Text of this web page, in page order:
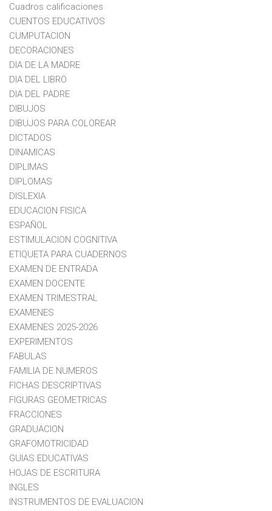
Cuadros calificaciones
CUENTOS EDUCATIVOS
CUMPUTACION
DECORACIONES
DIA DE LA MADRE
DIA DEL LIBRO
DIA DEL PADRE
DIBUJOS
DIBUJOS PARA COLOREAR
DICTADOS
DINAMICAS
DIPLIMAS
DIPLOMAS
DISLEXIA
EDUCACION FISICA
ESPAÑOL
ESTIMULACION COGNITIVA
ETIQUETA PARA CUADERNOS
EXAMEN DE ENTRADA
EXAMEN DOCENTE
EXAMEN TRIMESTRAL
EXAMENES
EXAMENES 2025-2026
EXPERIMENTOS
FABULAS
FAMILIA DE NUMEROS
FICHAS DESCRIPTIVAS
FIGURAS GEOMETRICAS
FRACCIONES
GRADUACION
GRAFOMOTRICIDAD
GUIAS EDUCATIVAS
HOJAS DE ESCRITURA
INGLES
INSTRUMENTOS DE EVALUACION